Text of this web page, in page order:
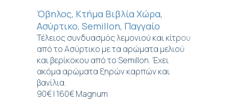
Όβηλος, Κτήμα Βιβλία Χώρα,
Ασύρτικο, Semillon, Παγγαίο
Τέλειος συνδυασμός λεμονιού και κίτρου
από το Ασύρτικο με τα αρώματα μελιού
και βερίκοκου από το Semillon. Έχει
ακόμα αρώματα ξηρών καρπών και
βανίλια.
90€ | 160€ Magnum